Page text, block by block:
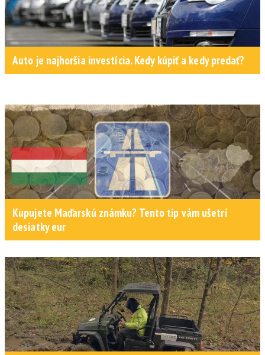
Auto je najhoršia investícia. Kedy kúpiť a kedy predať?
Kupujete Maďarskú známku? Tento tip vám ušetrí
desiatky eur